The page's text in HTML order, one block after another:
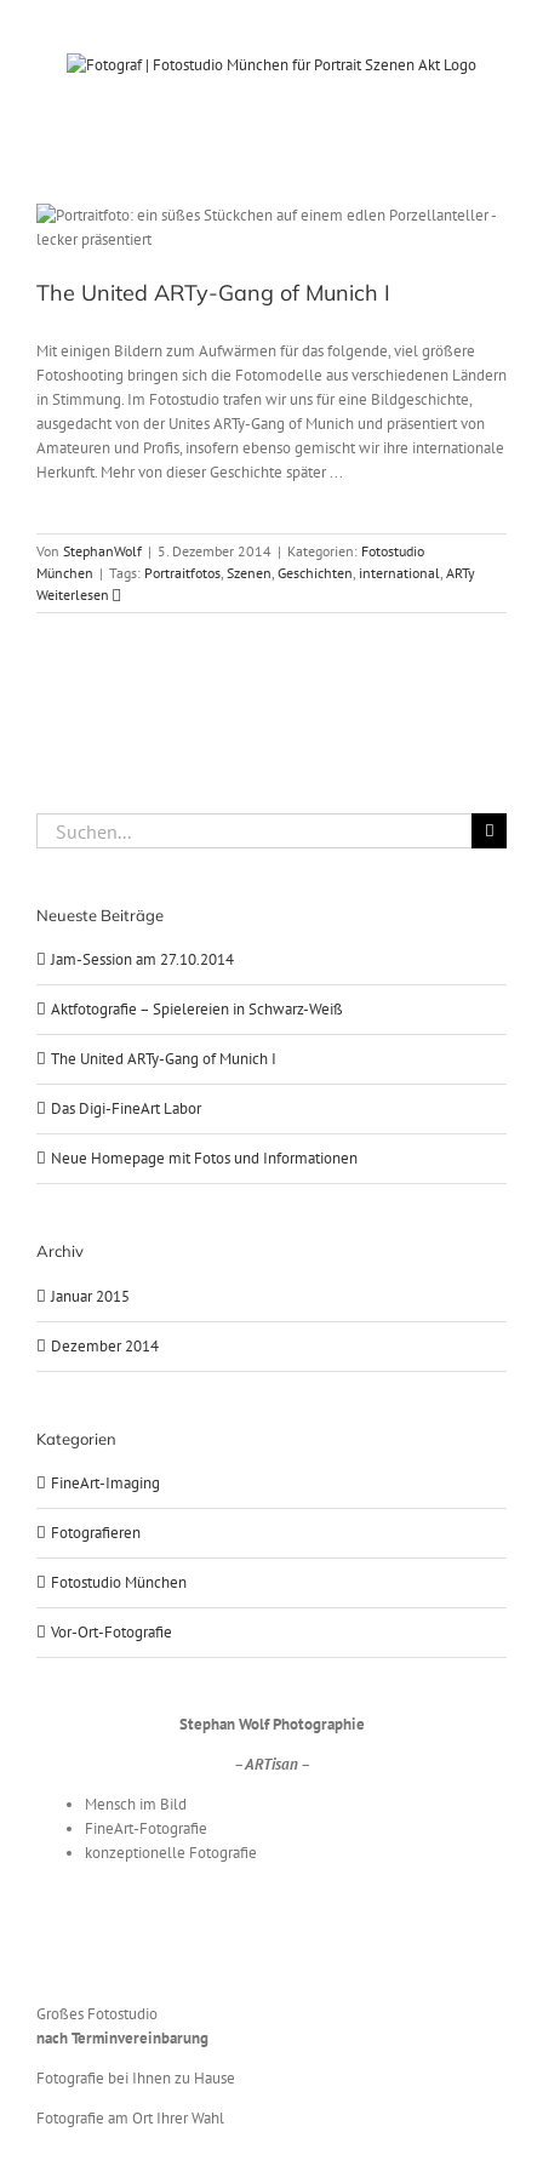
The United ARTy-Gang of Munich I
Mit einigen Bildern zum Aufwärmen für das folgende, viel größere
Fotoshooting bringen sich die Fotomodelle aus verschiedenen Ländern
in Stimmung. Im Fotostudio trafen wir uns für eine Bildgeschichte,
ausgedacht von der Unites ARTy-Gang of Munich und präsentiert von
Amateuren und Profis, insofern ebenso gemischt wir ihre internationale
Herkunft. Mehr von dieser Geschichte später ...
Von StephanWolf | 5. Dezember 2014 | Kategorien: Fotostudio
München | Tags: Portraitfotos, Szenen, Geschichten, international, ARTy
Weiterlesen
Suche
nach:
Neueste Beiträge
Jam-Session am 27.10.2014
Aktfotografie – Spielereien in Schwarz-Weiß
The United ARTy-Gang of Munich I
Das Digi-FineArt Labor
Neue Homepage mit Fotos und Informationen
Archiv
Januar 2015
Dezember 2014
Kategorien
FineArt-Imaging
Fotografieren
Fotostudio München
Vor-Ort-Fotografie
Stephan Wolf Photographie
– ARTisan –
Mensch im Bild
FineArt-Fotografie
konzeptionelle Fotografie
Großes Fotostudio
nach Terminvereinbarung
Fotografie bei Ihnen zu Hause
Fotografie am Ort Ihrer Wahl